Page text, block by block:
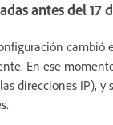
antes del 17
cambió
En ese
direcciones IP),